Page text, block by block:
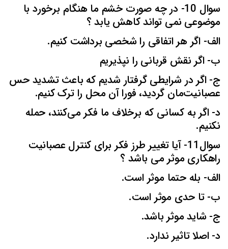
سوال 10- در چه صورت خشم ما هنگام برخورد با
موضوعی نمی تواند کاهش یابد ؟
الف- اگر هر اتفاقی را شخصی برداشت کنیم.
ب- اگر نقش قربانی را نپذیریم
ج- اگر در شرایطی گرفتار شدیم که باعث تشدید حس
عصبانیت‌مان گردید، فورا آن محل را ترک کنیم.
د- اگر به کسانی که برخلاف ما فکر می‌کنند، حمله
نکنیم.
سوال11- آیا تغییر طرز فکر برای کنترل عصبانیت
راهکاری موثر می باشد ؟
الف- بله حتما موثر است.
ب- تا حدی موثر است.
ج- شاید موثر باشد.
د- اصلا تاثیر ندارد.